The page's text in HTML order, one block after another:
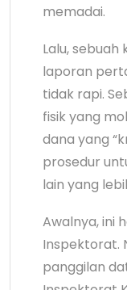
memadai.
Lalu, sebuah
laporan
tidak rapi.
fisik yang
dana yang
prosedur
lain yang
Awalnya, ini
Inspektorat.
panggilan